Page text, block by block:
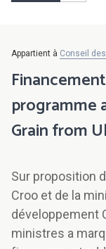
Appartient à Conseil
programme
Grain from
Sur proposition
Croo et de la
développement
ministres a